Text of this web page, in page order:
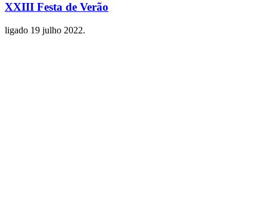
XXIII Festa de Verão
ligado 19 julho 2022.